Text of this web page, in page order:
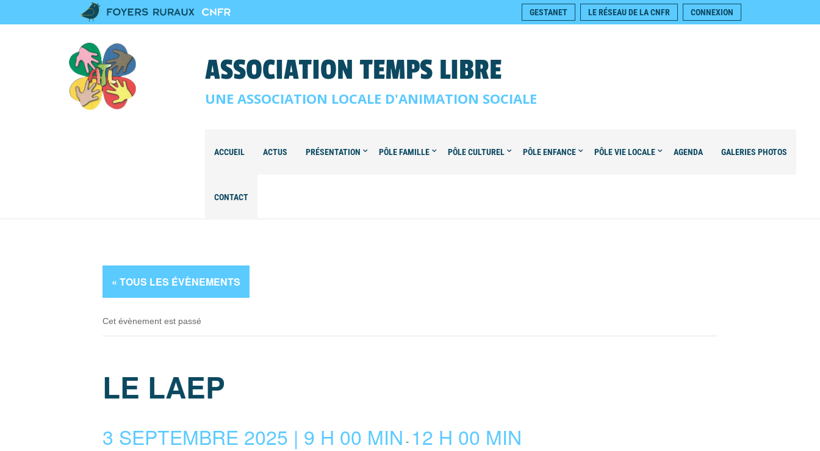
GESTANET LE RÉSEAU DE LA CNFR CONNEXION
ASSOCIATION TEMPS LIBRE
UNE ASSOCIATION LOCALE D'ANIMATION SOCIALE
ACCUEIL ACTUS PRÉSENTATION PÔLE FAMILLE PÔLE CULTUREL PÔLE ENFANCE PÔLE VIE LOCALE AGENDA GALERIES PHOTOS
CONTACT
« TOUS LES ÉVÈNEMENTS
Cet évènement est passé
LE LAEP
3 SEPTEMBRE 2025 | 9 H 00 MIN - 12 H 00 MIN